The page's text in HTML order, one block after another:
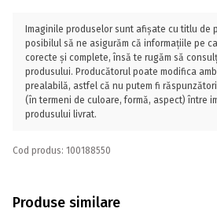
Imaginile produselor sunt afișate cu titlu de
posibilul să ne asigurăm că informațiile pe
corecte și complete, însă te rugăm să
produsului. Producătorul poate modifica
prealabilă, astfel că nu putem fi
(în termeni de culoare, formă, aspect) între
produsului livrat.
Cod produs: 100188550
Produse similare